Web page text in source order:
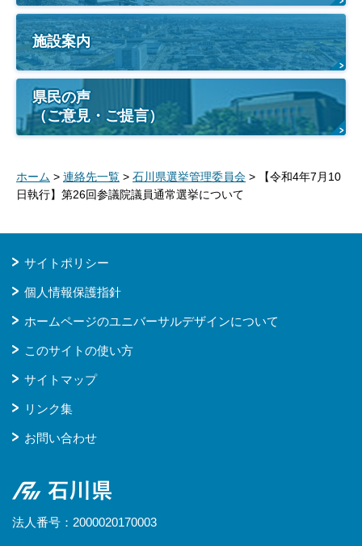
施設案内
県民の声
（ご意見・ご提言）
ホーム > 連絡先一覧 > 石川県選挙管理委員会 > 【令和4年7月10
日執行】第26回参議院議員通常選挙について
サイトポリシー
個人情報保護指針
ホームページのユニバーサルデザインについて
このサイトの使い方
サイトマップ
リンク集
お問い合わせ
石川県
法人番号：2000020170003